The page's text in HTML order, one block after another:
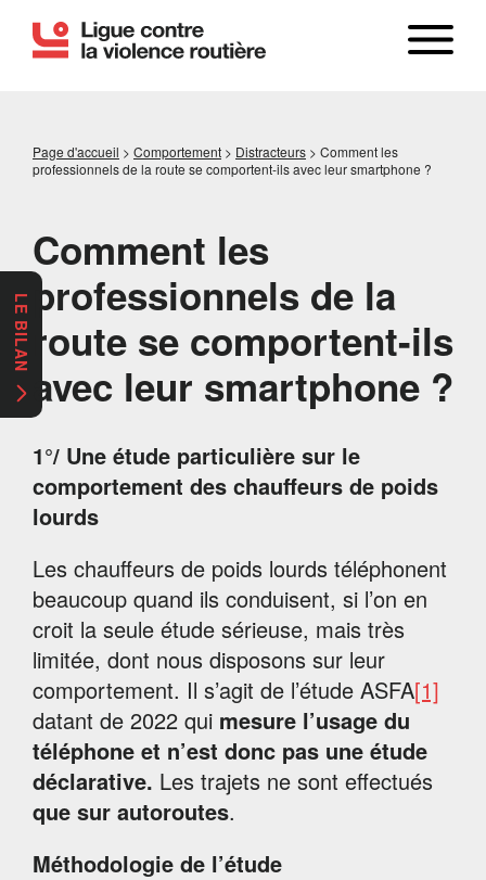
Page d'accueil > Comportement > Distracteurs > Comment les
professionnels de la route se comportent-ils avec leur smartphone ?
Comment les
professionnels de la
route se comportent-ils
avec leur smartphone ?
1°/ Une étude particulière sur le
comportement des chauffeurs de poids
lourds
Les chauffeurs de poids lourds téléphonent
beaucoup quand ils conduisent, si l’on en
croit la seule étude sérieuse, mais très
limitée, dont nous disposons sur leur
comportement. Il s’agit de l’étude ASFA[1]
datant de 2022 qui mesure l’usage du
téléphone et n’est donc pas une étude
déclarative. Les trajets ne sont effectués
que sur autoroutes.
Méthodologie de l’étude
LE BILAN